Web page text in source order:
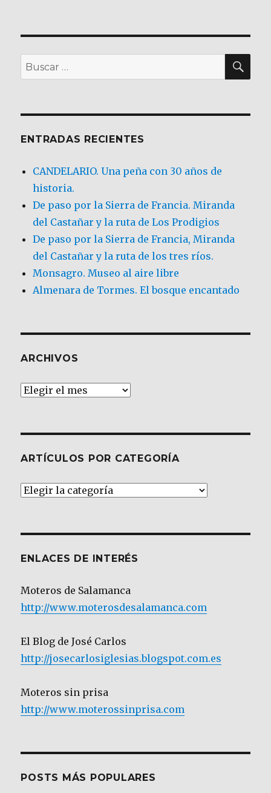
Buscar
por:
ENTRADAS RECIENTES
CANDELARIO. Una peña con 30 años de
historia.
De paso por la Sierra de Francia. Miranda
del Castañar y la ruta de Los Prodigios
De paso por la Sierra de Francia, Miranda
del Castañar y la ruta de los tres ríos.
Monsagro. Museo al aire libre
Almenara de Tormes. El bosque encantado
ARCHIVOS
Archivos
ARTÍCULOS POR CATEGORÍA
Artículos
ENLACES DE INTERÉS
Moteros de Salamanca
http://www.moterosdesalamanca.com
El Blog de José Carlos
http://josecarlosiglesias.blogspot.com.es
Moteros sin prisa
http://www.moterossinprisa.com
POSTS MÁS POPULARES